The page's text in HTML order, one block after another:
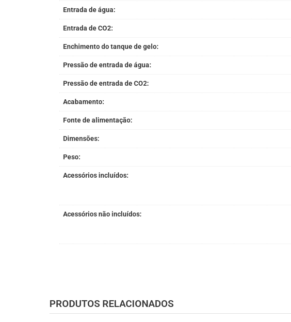
Entrada de água:
Entrada de CO2:
Enchimento do tanque de gelo:
Pressão de entrada de água:
Pressão de entrada de CO2:
Acabamento:
Fonte de alimentação:
Dimensões:
Peso:
Acessórios incluídos:
Acessórios não incluídos:
PRODUTOS RELACIONADOS